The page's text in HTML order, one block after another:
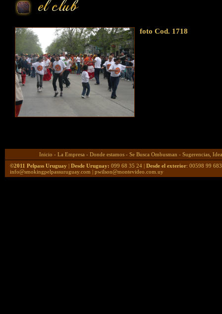
foto Cod. 1718
Inicio - La Empresa - Donde estamos- Se Busca Ombusman - Sugerencias,
©2011 Pelpass Uruguay | Desde Uruguay: 099 68 35 24 | Desde el exterior: 00598 99
info@smokingpelpassuruguay.com | pwilson@montevideo.com.uy